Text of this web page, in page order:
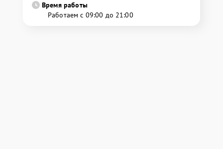
Время работы
Работаем с 09:00 до 21:00